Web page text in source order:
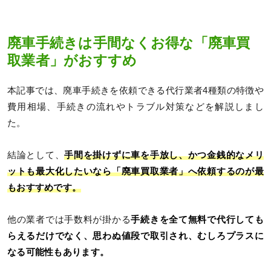
廃車手続きは手間なくお得な「廃車買
取業者」がおすすめ
本記事では、廃車手続きを依頼できる代行業者4種類の特徴や
費用相場、手続きの流れやトラブル対策などを解説しまし
た。
結論として、手間を掛けずに車を手放し、かつ金銭的なメリ
ットも最大化したいなら「廃車買取業者」へ依頼するのが最
もおすすめです。
他の業者では手数料が掛かる手続きを全て無料で代行しても
らえるだけでなく、思わぬ値段で取引され、むしろプラスに
なる可能性もあります。